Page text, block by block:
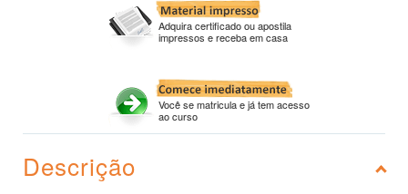
Adquira certificado ou apostila
impressos e receba em casa
Você se matricula e já tem acesso
ao curso
Descrição